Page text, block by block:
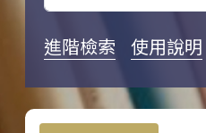
進階檢索 使用說明